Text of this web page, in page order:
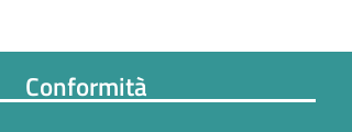
Conformità